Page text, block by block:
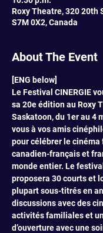
Roxy Theatre, 320 20th
S7M 0X2, Canada
About The Event
[ENG below]
Le Festival CINERGIE
sa 20e édition au Roxy
Saskatoon, du 1er au 4
vous à vos amis
pour célébrer le cinéma
canadien-français et
monde entier. Le
proposera 30 courts et
plupart sous-titrés en
discussions avec des
activités familiales et
d’ouverture avec une